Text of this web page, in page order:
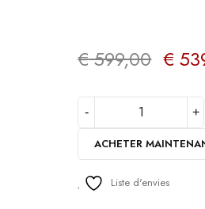
€599,00 €
ACHETER
Liste d'envies